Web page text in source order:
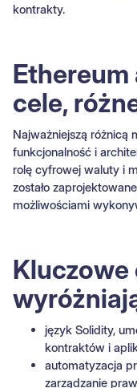
kontrakty.
Ethereum
cele,
Najważniejszą różnicą
funkcjonalność i
rolę cyfrowej waluty i
zostało
możliwościami
Kluczowe
język Solidity,
kontraktów i
automatyzacja
zarządzanie